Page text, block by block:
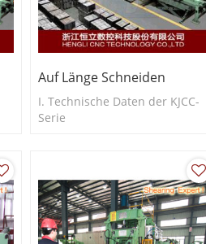
Auf Länge Schneiden
I. Technische Daten der KJCC-
Serie